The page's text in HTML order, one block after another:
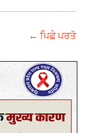
← ਪਿਛੇ ਪਰਤੋ